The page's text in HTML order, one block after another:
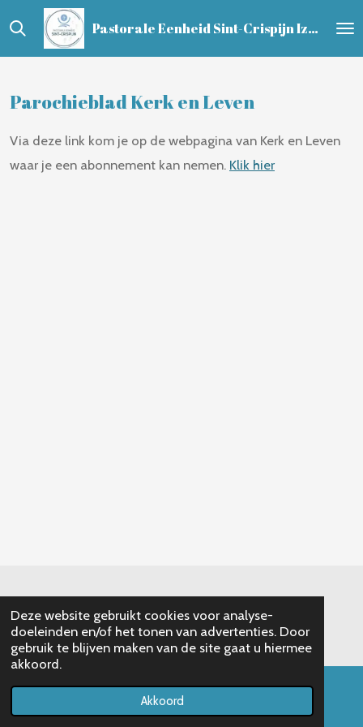
Deze website gebruikt cookies voor analyse-
doeleinden en/of het tonen van advertenties. Door
gebruik te blijven maken van de site gaat u hiermee
akkoord.
Akkoord
Ga
de
Pastorale Eenheid Sint-Crispijn Izegem - Ledegem - Lendelede
Parochieblad Kerk en Leven
Via deze link kom je op de webpagina van Kerk en Leven
waar je een abonnement kan nemen. Klik hier
Powered byJouwWeb
Telefoonnummer